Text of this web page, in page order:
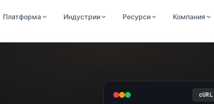
Платформа Индустрии Ресурси Компания
cURL